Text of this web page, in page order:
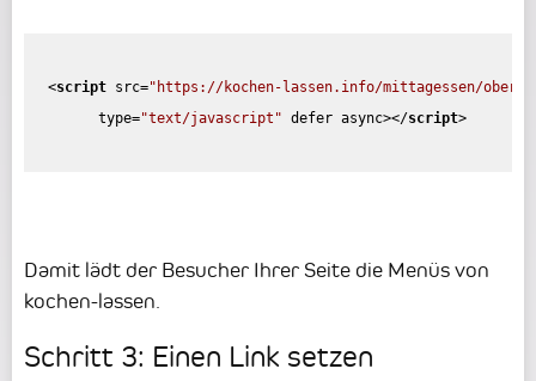
<script src="https://kochen-lassen.info/mittagessen/
type="text/javascript" defer async></script>
Damit lädt der Besucher Ihrer Seite die Menüs von
kochen-lassen.
Schritt 3: Einen Link setzen